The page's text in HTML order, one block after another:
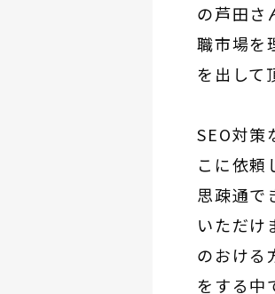
の芦田さ
職市場を
を出して
SEO対策
こに依頼
思疎通で
いただけ
のおける
をする中